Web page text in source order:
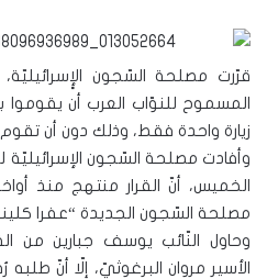
قرّرت مصلحة السّجون الإٍسرائيليّة،
المسموح للنوّاب العرب أن يقوموا
زيارة واحدة فقط، وذلك دون أن
وأفادت مصلحة السّجون الإسرائيليّة
مصلحة السّجون الجديدة “عفرا
وحاول النّائب يوسف جبارين من
الأسير مروان البرغوثيّ، إلّا أنّ